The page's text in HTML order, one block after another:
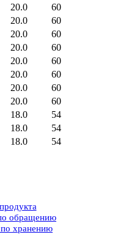
20.0
60
20.0
60
20.0
60
20.0
60
20.0
60
20.0
60
20.0
60
20.0
60
18.0
54
18.0
54
18.0 54
обращению
хранению